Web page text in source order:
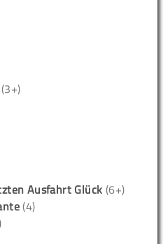
(3+)
Ausfahrt Glück (6+)
(4)